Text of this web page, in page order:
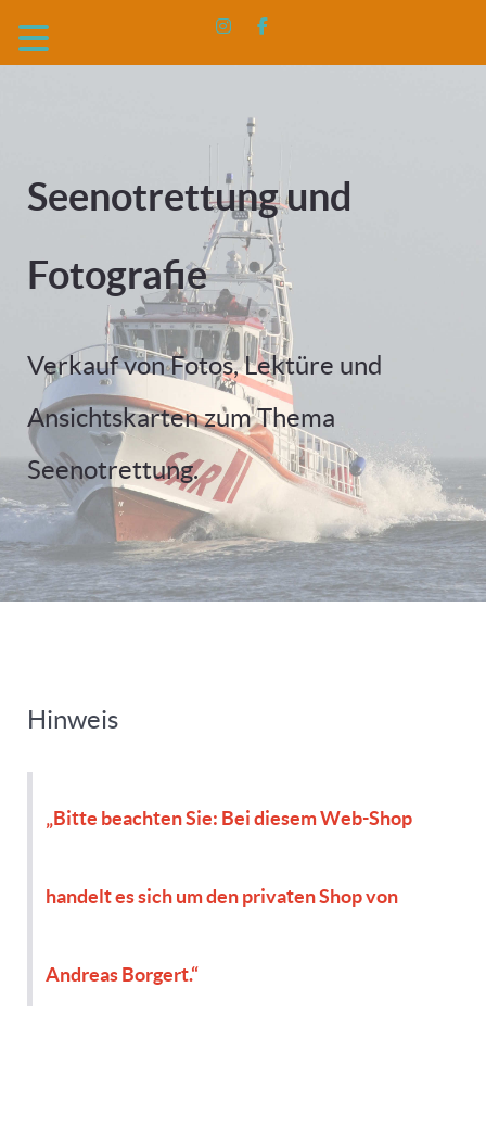
Seenotrettung und
Fotografie
Verkauf von Fotos, Lektüre und
Ansichtskarten zum Thema
Seenotrettung.
Hinweis
„Bitte beachten Sie: Bei diesem Web-Shop
handelt es sich um den privaten Shop von
Andreas Borgert.“